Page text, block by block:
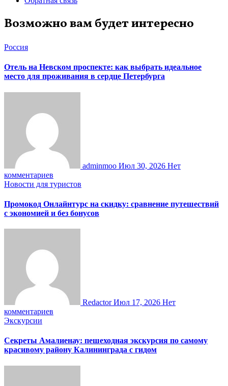
Возможно вам будет интересно
Россия
Отель на Невском проспекте: как выбрать идеальное
место для проживания в сердце Петербурга
adminmoo Июл 30, 2026 Нет
комментариев
Новости для туристов
Промокод Онлайнтурс на скидку: сравнение путешествий
с экономией и без бонусов
RedactorИюл 17, 2026 Нет
комментариев
Экскурсии
Секреты Амалиенау: пешеходная экскурсия по самому
красивому району Калининграда с гидом